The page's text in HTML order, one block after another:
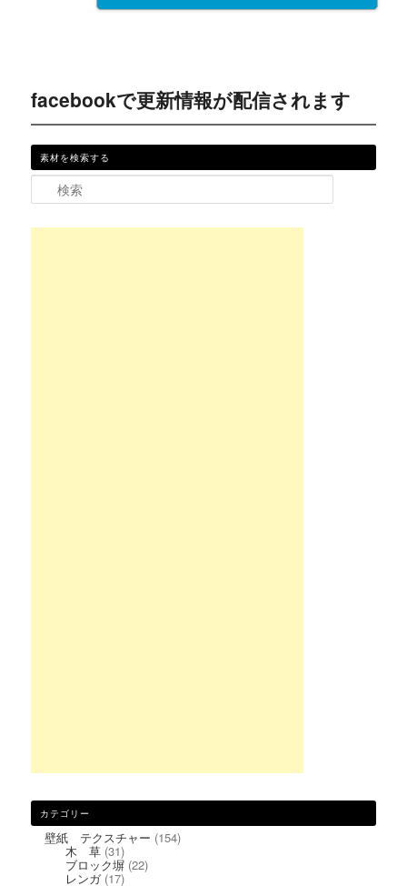
facebookで更新情報が配信されます
素材を検索する
カテゴリー
壁紙 テクスチャー (154)
木 草(31)
ブロック塀(22)
レンガ(17)